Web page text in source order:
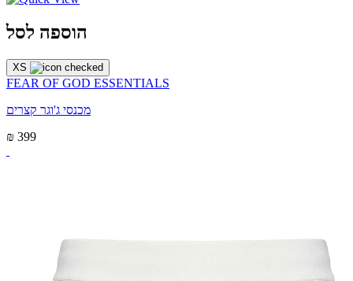
הוספה לסל
XS
FEAR OF GOD ESSENTIALS
מכנסי ג'וגר קצרים
₪ 399